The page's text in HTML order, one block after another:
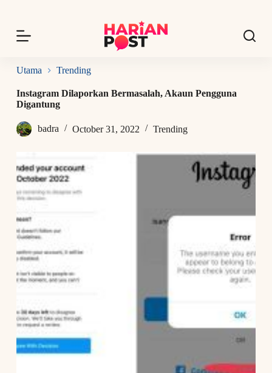
p
o
o
n
n
Utama Trending
Instagram Dilaporkan Bermasalah, Akaun Pengguna
Digantung
badra October 31, 2022 Trending